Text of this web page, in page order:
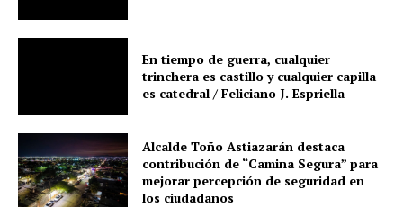
En tiempo de guerra, cualquier
trinchera es castillo y cualquier capilla
es catedral / Feliciano J. Espriella
Alcalde Toño Astiazarán destaca
contribución de “Camina Segura” para
mejorar percepción de seguridad en
los ciudadanos